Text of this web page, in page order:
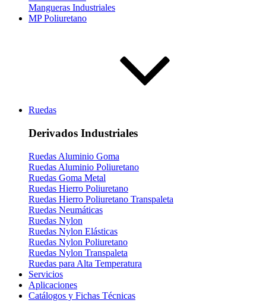
Mangueras Industriales
MP Poliuretano
Ruedas
Derivados Industriales
Ruedas Aluminio Goma
Ruedas Aluminio Poliuretano
Ruedas Goma Metal
Ruedas Hierro Poliuretano
Ruedas Hierro Poliuretano Transpaleta
Ruedas Neumáticas
Ruedas Nylon
Ruedas Nylon Elásticas
Ruedas Nylon Poliuretano
Ruedas Nylon Transpaleta
Ruedas para Alta Temperatura
Servicios
Aplicaciones
Catálogos y Fichas Técnicas